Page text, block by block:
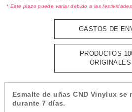
* Este plazo puede variar debido a las
GASTOS DE
PRODUCTOS
ORIGINALES
Esmalte de uñas CND Vinylux se
durante 7 días.